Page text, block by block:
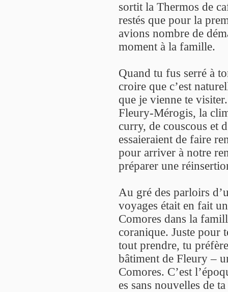
sortit la Thermos de
restés que pour la
avions nombre de
moment à la famille.
Quand tu fus serré à
croire que c’est
que je vienne te
Fleury-Mérogis, la
curry, de couscous et
essaieraient de faire
pour arriver à notre
préparer une
Au gré des parloirs
voyages était en fait
Comores dans la
coranique. Juste pour
tout prendre, tu
bâtiment de Fleury –
Comores. C’est
es sans nouvelles de